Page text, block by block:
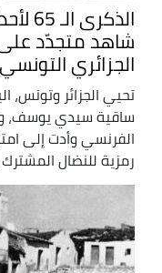
الذكرى
شاهد متجدّد على
الجزائري التونسي
ساقية سيدي يوسف،
الفرنسي وأدت إلى
رمزية للنضال المشترك و